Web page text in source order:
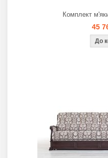
Комплект
45